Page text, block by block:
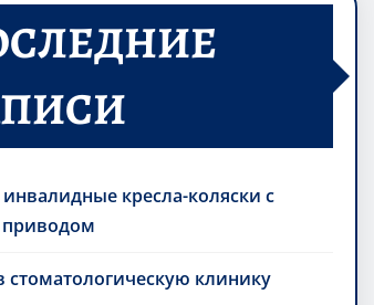
кресла-коляски с
стоматологическую клинику